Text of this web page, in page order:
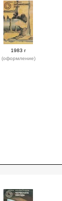
1983 г
(оформление)